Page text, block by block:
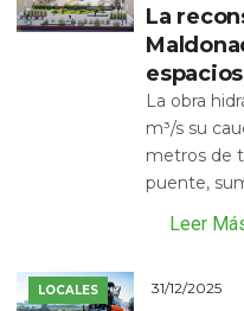
La
La obra
m³/s su
metros de
puente,
Leer
LOCALES 31/12/2025